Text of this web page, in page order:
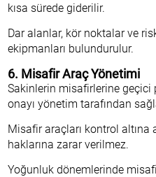
kısa sürede giderilir.
Dar alanlar, kör noktalar ve
ekipmanları bulundurulur.
6. Misafir Araç Yönetimi
Sakinlerin misafirlerine geçici
onayı yönetim tarafından
Misafir araçları kontrol
haklarına zarar verilmez.
Yoğunluk dönemlerinde